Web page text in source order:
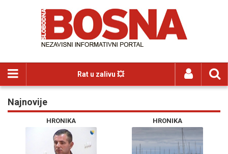
Rat u zalivu 💥
Najnovije
HRONIKA HRONIKA